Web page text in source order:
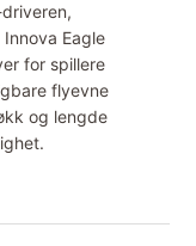
Eagle
for spillere
flyevne
og lengde